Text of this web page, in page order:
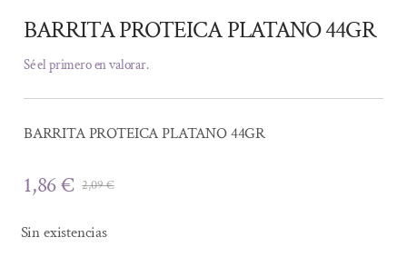
BARRITA PROTEICA PLATANO 44GR
Sé el primero en valorar.
BARRITA PROTEICA PLATANO 44GR
2,09€El
1,86€
El
Sin existencias